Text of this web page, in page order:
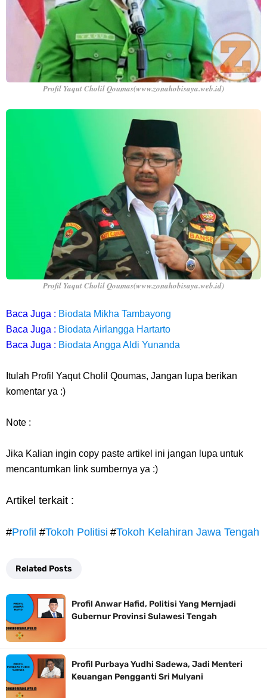
Profil Yaqut Cholil Qoumas(www.zonahobisaya.web.id)
Profil Yaqut Cholil Qoumas(www.zonahobisaya.web.id)
Baca Juga : Biodata Mikha Tambayong
Baca Juga : Biodata Airlangga Hartarto
Baca Juga : Biodata Angga Aldi Yunanda
Itulah Profil Yaqut Cholil Qoumas, Jangan lupa berikan
komentar ya :)
Note :
Jika Kalian ingin copy paste artikel ini jangan lupa untuk
mencantumkan link sumbernya ya :)
Artikel terkait :
#Profil #Tokoh Politisi #Tokoh Kelahiran Jawa Tengah
Related Posts
Profil Anwar Hafid, Politisi Yang Mernjadi
Gubernur Provinsi Sulawesi Tengah
Profil Purbaya Yudhi Sadewa, Jadi Menteri
Keuangan Pengganti Sri Mulyani